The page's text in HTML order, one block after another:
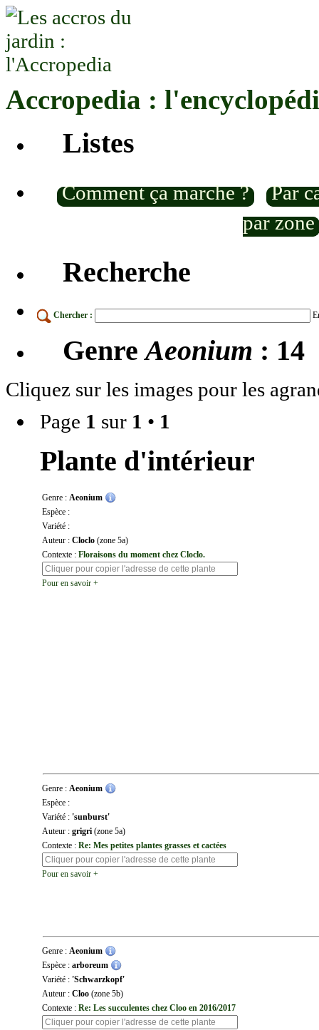
Accropedia :
Listes
Comment ça marche ?
Par
par zone
Recherche
Chercher :
GenreAeonium : 14
Cliquez sur les images pour les
Page 1 sur 1 • 1
Plante d'intérieur
Genre : Aeonium
Espèce :
Variété :
Auteur : Cloclo (zone 5a)
Contexte : Floraisons du moment chez Cloclo.
Pour en savoir +
Genre : Aeonium
Espèce :
Variété : 'sunburst'
Auteur : grigri (zone 5a)
Contexte : Re: Mes petites plantes grasses et cactées
Pour en savoir +
Genre : Aeonium
Espèce : arboreum
Variété : 'Schwarzkopf'
Auteur : Cloo (zone 5b)
Contexte : Re: Les succulentes chez Cloo en 2016/2017